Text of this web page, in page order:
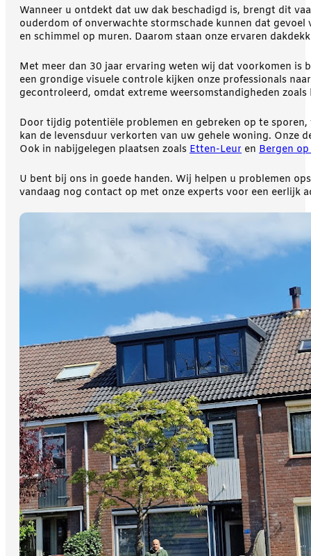
Wanneer u ontdekt dat uw dak beschadigd is, brengt dit
ouderdom of onverwachte stormschade kunnen dat
en schimmel op muren. Daarom staan onze ervaren
Met meer dan 30 jaar ervaring weten wij dat voorkomen is
een grondige visuele controle kijken onze professionals
gecontroleerd, omdat extreme weersomstandigheden
Door tijdig potentiële problemen en gebreken op te
kan de levensduur verkorten van uw gehele woning. Onze
Ook in nabijgelegen plaatsen zoals Etten-Leur en Bergen
U bent bij ons in goede handen. Wij helpen u problemen
vandaag nog contact op met onze experts voor een eerlijk